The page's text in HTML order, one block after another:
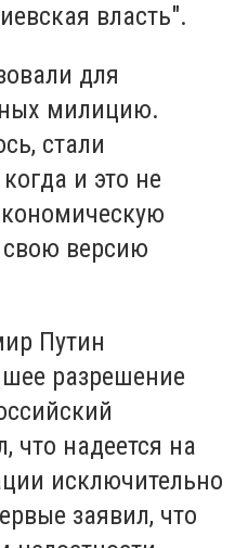
власть".
для
милицию.
стали
и это не
свою версию
Путин
разрешение
что надеется на
исключительно
заявил, что